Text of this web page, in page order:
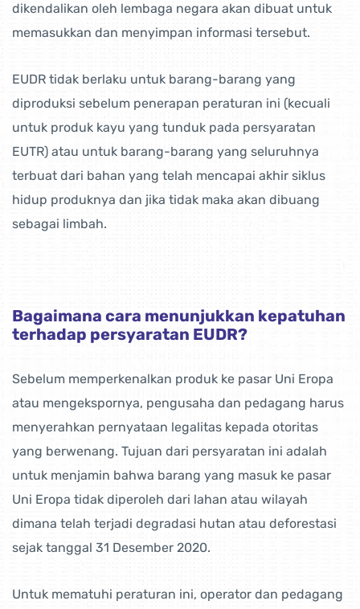
dikendalikan oleh lembaga negara akan dibuat untuk
memasukkan dan menyimpan informasi tersebut.
EUDR tidak berlaku untuk barang-barang yang
diproduksi sebelum penerapan peraturan ini (kecuali
untuk produk kayu yang tunduk pada persyaratan
EUTR) atau untuk barang-barang yang seluruhnya
terbuat dari bahan yang telah mencapai akhir siklus
hidup produknya dan jika tidak maka akan dibuang
sebagai limbah.
Bagaimana cara menunjukkan kepatuhan
terhadap persyaratan EUDR?
Sebelum memperkenalkan produk ke pasar Uni Eropa
atau mengekspornya, pengusaha dan pedagang harus
menyerahkan pernyataan legalitas kepada otoritas
yang berwenang. Tujuan dari persyaratan ini adalah
untuk menjamin bahwa barang yang masuk ke pasar
Uni Eropa tidak diperoleh dari lahan atau wilayah
dimana telah terjadi degradasi hutan atau deforestasi
sejak tanggal 31 Desember 2020.
Untuk mematuhi peraturan ini, operator dan pedagang